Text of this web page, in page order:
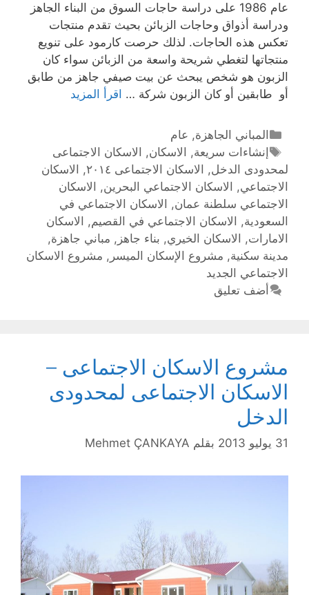
عام 1986 على دراسة حاجات السوق من البناء الجاهز
ودراسة أذواق وحاجات الزبائن بحيث تقدم منتجات
تعكس هذه الحاجات. لذلك حرصت كارمود على تنويع
منتجاتها لتغطي شريحة واسعة من الزبائن سواء كان
الزبون هو شخص يبحث عن بيت صيفي جاهز من طابق
أو طابقين أو كان الزبون شركة … اقرأ المزيد
المباني الجاهزة, عام
إنشاءات سريعة, الاسكان, الاسكان الاجتماعى
لمحدودى الدخل , الاسكان الاجتماعى ٢٠١٤ , الاسكان
الاجتماعي , الاسكان الاجتماعي البحرين, الاسكان
الاجتماعي سلطنة عمان, الاسكان الاجتماعي في
السعودية, الاسكان الاجتماعي في القصيم, الاسكان
الامارات, الاسكان الخيري, بناء جاهز, مباني جاهزة,
مدينة سكنية, مشروع الإسكان الميسر, مشروع الاسكان
الاجتماعي الجديد
أضف تعليق
مشروع الاسكان الاجتماعى –
الاسكان الاجتماعى لمحدودى
الدخل
31 يوليو 2013 بقلم Mehmet ÇANKAYA